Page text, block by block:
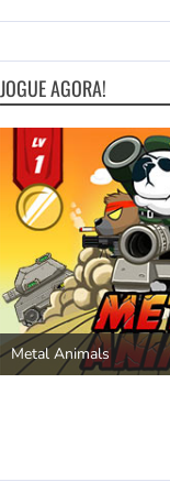
JOGUE AGORA!
Metal Animals